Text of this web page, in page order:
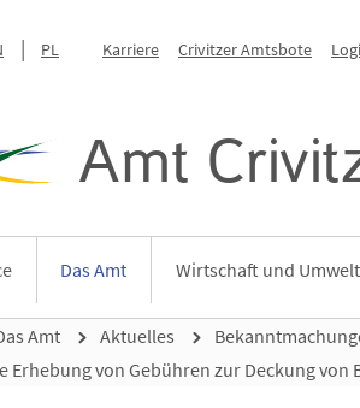
PL Karriere Crivitzer Amtsbote
Amt
Das Amt Wirtschaft und Umwelt
Amt Aktuelles
Erhebung von Gebühren zur Deckung